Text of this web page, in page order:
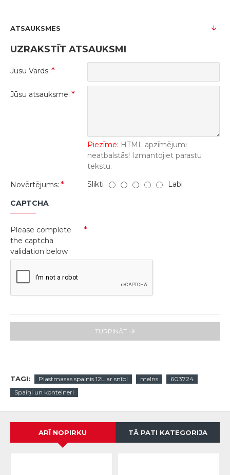
ATSAUKSMES
UZRAKSTĪT ATSAUKSMI
Jūsu Vārds:
Jūsu atsauksme:
Piezīme: HTML apzīmējumi
neatbalstās! Izmantojiet parastu
tekstu.
Novērtējums:
Slikti Labi
CAPTCHA
Please complete
the captcha
validation below
TURPINĀT
TAGI: Plastmasas spainis 12L ar snīpi melns
603724
Spaiņi un konteineri
ARĪ NOPIRKU TĀ PATI KATEGORIJA